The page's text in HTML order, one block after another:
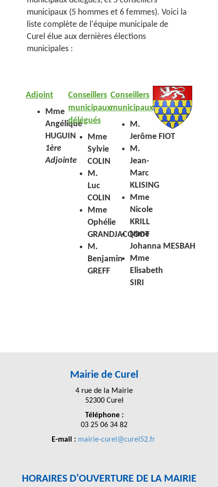
municipaux (5 hommes et 6 femmes). Voici la
liste complète de l'équipe municipale de
Curel élue aux dernières élections
municipales :
Adjoint
Mme
Angélique
HUGUIN
1ère
Adjointe
Conseillers
municipaux
délégués
Mme
Sylvie
COLIN
M.
Luc
COLIN
Mme
Ophélie
GRANDJACQUOT
M.
Benjamin
GREFF
Conseillers
municipaux
M.
Jerôme FIOT
M.
Jean-
Marc
KLISING
Mme
Nicole
KRILL
Mme
Johanna MESBAH
Mme
Elisabeth
SIRI
Mairie de Curel
4 rue de la Mairie
52300 Curel
Téléphone :
03 25 06 34 82
E-mail : mairie-curel@curel52.fr
HORAIRES D'OUVERTURE DE LA MAIRIE